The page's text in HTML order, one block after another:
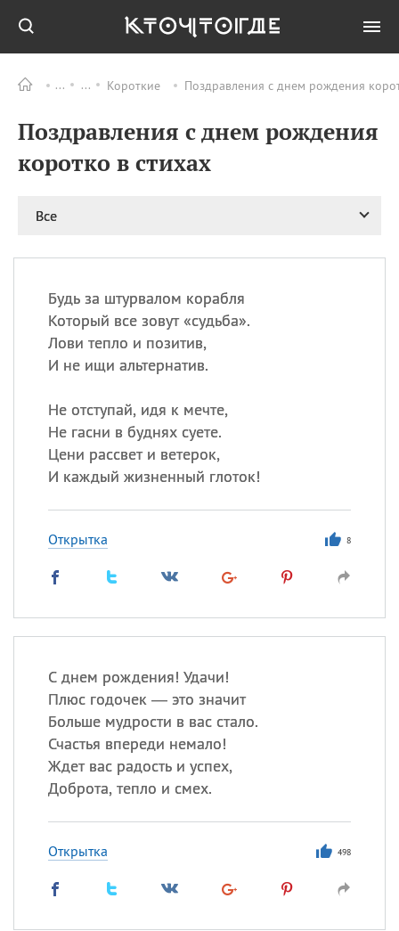
Короткие Поздравления с днем рождения
Поздравления с днем рождения
коротко в стихах
Все
Будь за штурвалом корабля
Который все зовут «судьба».
Лови тепло и позитив,
И не ищи альтернатив.
Не отступай, идя к мечте,
Не гасни в буднях суете.
Цени рассвет и ветерок,
И каждый жизненный глоток!
Открытка 8
С днем рождения! Удачи!
Плюс годочек — это значит
Больше мудрости в вас стало.
Счастья впереди немало!
Ждет вас радость и успех,
Доброта, тепло и смех.
Открытка 498
ПРАЗДНИКИ Все
06.08 Преображение
Господне у западных
Романа и Давида
мучеников
07.08
ИМЕНА
Сегодня празднуют именины
, Афанасий, Борис
происхождение